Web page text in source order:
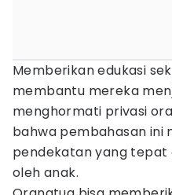
Memberikan edukasi
membantu mereka
menghormati privasi
bahwa pembahasan ini
pendekatan yang
oleh anak.